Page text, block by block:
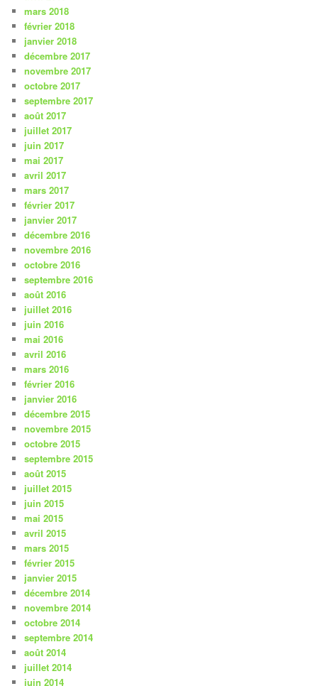
mars 2018
février 2018
janvier 2018
décembre 2017
novembre 2017
octobre 2017
septembre 2017
août 2017
juillet 2017
juin 2017
mai 2017
avril 2017
mars 2017
février 2017
janvier 2017
décembre 2016
novembre 2016
octobre 2016
septembre 2016
août 2016
juillet 2016
juin 2016
mai 2016
avril 2016
mars 2016
février 2016
janvier 2016
décembre 2015
novembre 2015
octobre 2015
septembre 2015
août 2015
juillet 2015
juin 2015
mai 2015
avril 2015
mars 2015
février 2015
janvier 2015
décembre 2014
novembre 2014
octobre 2014
septembre 2014
août 2014
juillet 2014
juin 2014